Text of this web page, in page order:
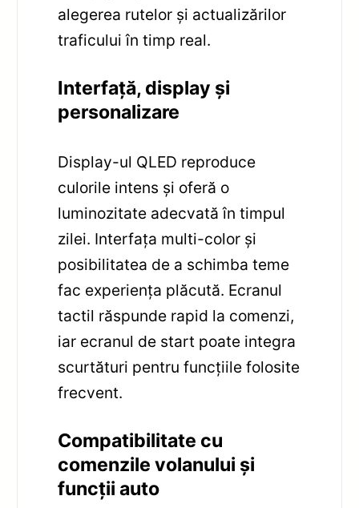
alegerea rutelor și actualizărilor
traficului în timp real.
Interfață, display și
personalizare
Display-ul QLED reproduce
culorile intens și oferă o
luminozitate adecvată în timpul
zilei. Interfața multi-color și
posibilitatea de a schimba teme
fac experiența plăcută. Ecranul
tactil răspunde rapid la comenzi,
iar ecranul de start poate integra
scurtături pentru funcțiile folosite
frecvent.
Compatibilitate cu
comenzile volanului și
funcții auto